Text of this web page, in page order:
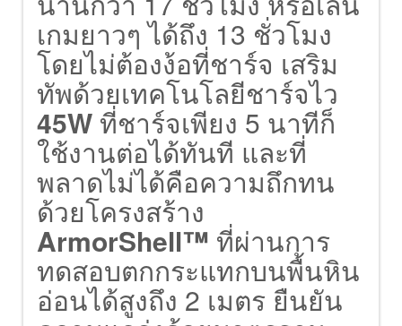
เกมยาวๆ ได้ถึง 13 ชั่วโมง
โดยไม่ต้องง้อที่ชาร์จ เสริม
ทัพด้วยเทคโนโลยีชาร์จไว
45W ที่ชาร์จเพียง 5 นาทีก็
ใช้งานต่อได้ทันที และที่
พลาดไม่ได้คือความถึกทน
ด้วยโครงสร้าง
ArmorShell™ ที่ผ่านการ
ทดสอบตกกระแทกบนพื้นหิน
อ่อนได้สูงถึง 2 เมตร ยืนยัน